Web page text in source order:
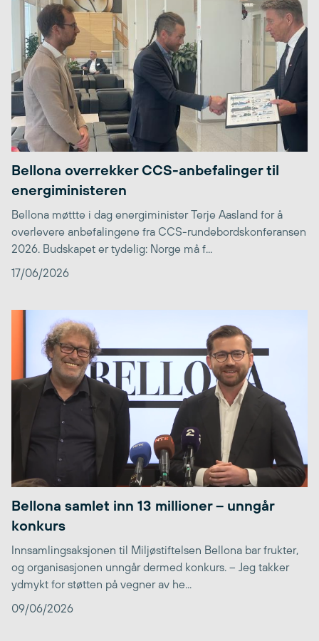
Bellona overrekker CCS-anbefalinger til
energiministeren
Bellona møttte i dag energiminister Terje Aasland for å
overlevere anbefalingene fra CCS-rundebordskonferansen
2026. Budskapet er tydelig: Norge må f...
17/06/2026
Bellona samlet inn 13 millioner – unngår
konkurs
Innsamlingsaksjonen til Miljøstiftelsen Bellona bar frukter,
og organisasjonen unngår dermed konkurs. – Jeg takker
ydmykt for støtten på vegner av he...
09/06/2026